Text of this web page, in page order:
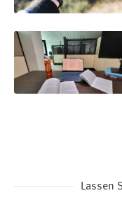
Lassen